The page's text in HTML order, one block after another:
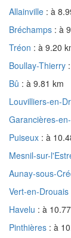
Allainville : à
Bréchamps : à
Tréon : à 9.20
Boullay-Thierry
Bû : à 9.81 km
Louvilliers-en-
Garancières-
Puiseux : à
Mesnil-sur-
Aunay-sous-
Vert-en-Drouais
Havelu : à
Pinthières : à